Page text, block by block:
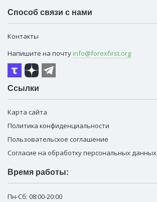
Способ связи с нами
Контакты
Напишите на почту info@forexfirst.org
Ссылки
Карта сайта
Политика конфиденциальности
Пользовательское соглашение
Согласие на обработку персональных данных
Время работы:
Пн-Сб: 08:00-20:00